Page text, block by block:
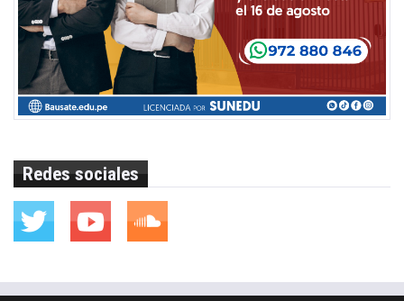
Redes sociales